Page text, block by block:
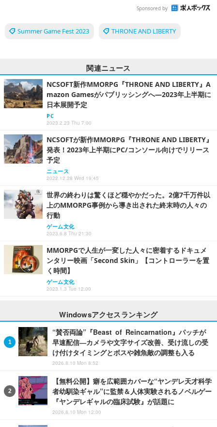
Sponsored by
Summer Game Fest 2023 THRONE AND LIBERTY
関連ニュース
NCSOFT新作MMORPG『THRONE AND LIBERTY』A
mazon Gamesがパブリッシングへ―2023年上半期に
日本展開予定
PC
2023.2.23 Thu 7:00
NCSOFTが新作MMORPG『THRONE AND LIBERTY』
発表！2023年上半期にPC/コンソール向けでリリース
予定
ニュース
2022.12.28 Wed 19:45
世界の終わりは驚くほど穏やかだった。2億7千万件以
上のMMORPG事例から導き出された終末時の人々の
行動
ゲーム文化
2023.6.8 Thu 21:30
MMORPGで人生が一変した人々に密着するドキュメ
ンタリー映画「Second Skin」【コントローラーを置
く時間】
ゲーム文化
2023.1.3 Tue 12:00
Windowsアクセスランキング
“賛否両論”『Beast of Reincarnation』パッチが
早速配信―カメラや文字サイズ改善、受け流しの受
け付けタイミングとボスや雑魚敵の調整も入る
2026.8.10 Mon 8:52
【無料公開】癖を広範囲カバーな“ヤンデレ天才科学
者幼馴染ギャル”に監禁＆人体実験されるノベルゲー
『ヤンデレギャルの臨床試験』が話題に
2026.8.10 Mon 12:00